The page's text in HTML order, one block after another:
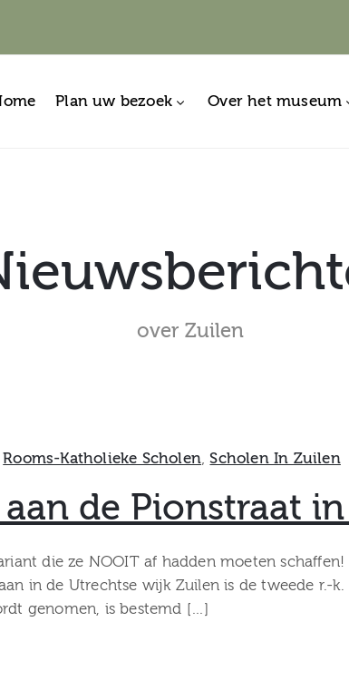
Plan uw bezoek Over het museum
over Zuilen
Rooms-Katholieke Scholen‚Scholen In Zuilen
de Pionstraat
die ze NOOIT af hadden moeten
in de Utrechtse wijk Zuilen is de tweede
genomen, is bestemd […]